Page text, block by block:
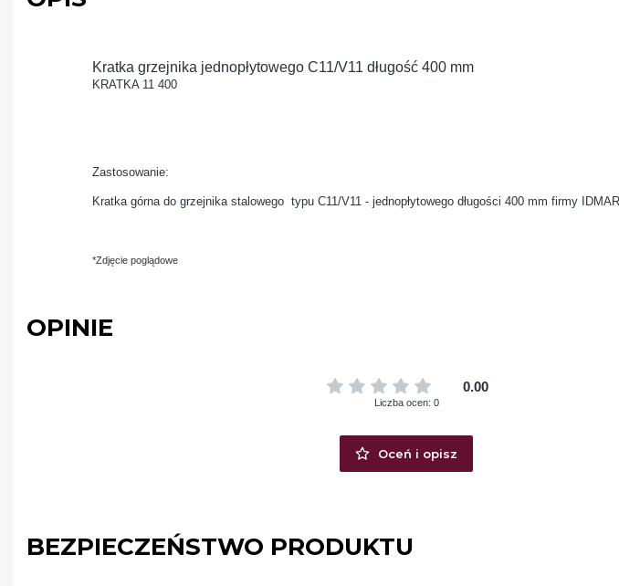
Kratka grzejnika jednopłytowego C11/V11 długość 400 mm
KRATKA 11 400
Zastosowanie:
Kratka górna do grzejnika stalowego typu C11/V11 - jednopłytowego długości 400 mm firmy
*Zdjęcie poglądowe
OPINIE
0.00
Liczba ocen: 0
Oceń i opisz
BEZPIECZEŃSTWO PRODUKTU